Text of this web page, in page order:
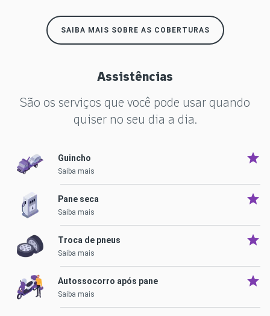
SAIBA MAIS SOBRE AS COBERTURAS
Assistências
São os serviços que você pode usar quando
quiser no seu dia a dia.
Guincho
Saiba mais
Pane seca
Saiba mais
Troca de pneus
Saiba mais
Autossocorro após pane
Saiba mais